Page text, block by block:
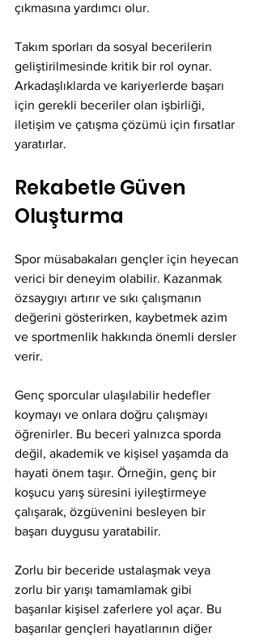
çıkmasına yardımcı olur.
Takım sporları da sosyal becerilerin
geliştirilmesinde kritik bir rol oynar.
Arkadaşlıklarda ve kariyerlerde başarı
için gerekli beceriler olan işbirliği,
iletişim ve çatışma çözümü için fırsatlar
yaratırlar.
Rekabetle Güven
Oluşturma
Spor müsabakaları gençler için heyecan
verici bir deneyim olabilir. Kazanmak
özsaygıyı artırır ve sıkı çalışmanın
değerini gösterirken, kaybetmek azim
ve sportmenlik hakkında önemli dersler
verir.
Genç sporcular ulaşılabilir hedefler
koymayı ve onlara doğru çalışmayı
öğrenirler. Bu beceri yalnızca sporda
değil, akademik ve kişisel yaşamda da
hayati önem taşır. Örneğin, genç bir
koşucu yarış süresini iyileştirmeye
çalışarak, özgüvenini besleyen bir
başarı duygusu yaratabilir.
Zorlu bir beceride ustalaşmak veya
zorlu bir yarışı tamamlamak gibi
başarılar kişisel zaferlere yol açar. Bu
başarılar gençleri hayatlarının diğer